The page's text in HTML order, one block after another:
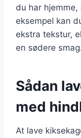
du har
eksempel kan
ekstra tekstur,
en sødere
Sådan
med
At lave